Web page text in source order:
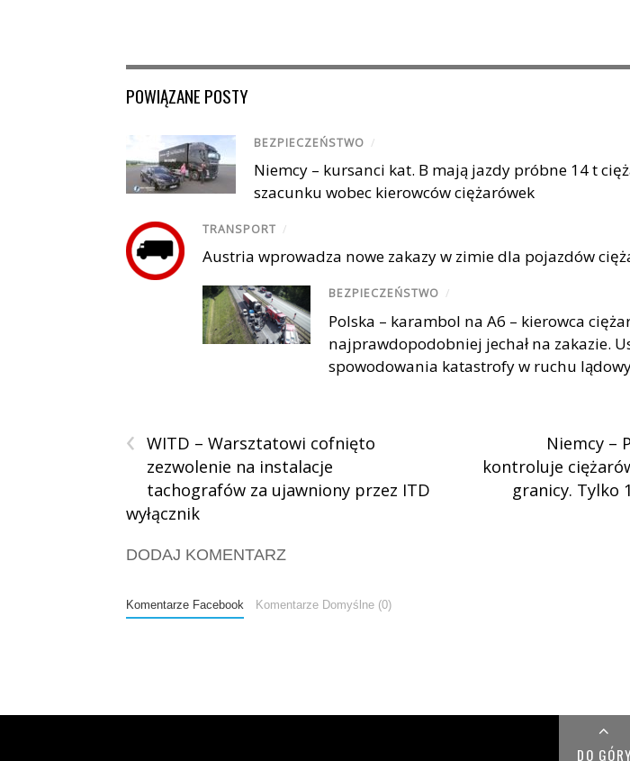
POWIĄZANE POSTY
BEZPIECZEŃSTWO /
Niemcy – kursanci kat. B mają jazdy próbne 14 t
szacunku wobec kierowców ciężarówek
TRANSPORT /
Austria wprowadza nowe zakazy w zimie dla pojazdów
BEZPIECZEŃSTWO /
Polska – karambol na A6 – kierowca
najprawdopodobniej jechał na zakazie.
spowodowania katastrofy w ruchu
‹ WITD – Warsztatowi cofnięto
zezwolenie na instalacje
tachografów za ujawniony przez ITD
wyłącznik
Niemcy –
kontroluje
granicy. Tylko
DODAJ KOMENTARZ
Komentarze Facebook Komentarze Domyślne (0)
DO GÓRY